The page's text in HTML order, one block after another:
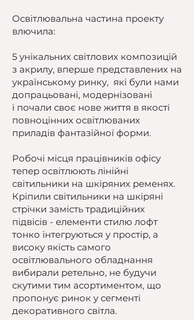
Освітлювальна частина проекту
влючила:
5 унікальних світлових композицій
з акрилу, вперше представлених на
українському ринку, які були нами
допрацьовані, модернізовані
і почали своє нове життя в якості
повноцінних освітлюваних
приладів фантазійної форми.
Робочі місця працівників офісу
тепер освітлюють лінійні
світильники на шкіряних ременях.
Кріпили світильники на шкіряні
стрічки замість традиційних
підвісів - елементи стилю лофт
тонко інтегруються у простір, а
високу якість самого
освітлювального обладнання
вибирали ретельно, не будучи
скутими тим асортиментом, що
пропонує ринок у сегменті
декоративного світла.